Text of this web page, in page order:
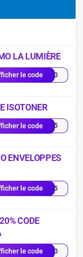
LA LUMIÈRE
le codeYS10
ISOTONER
le code2605
ENVELOPPES
le codeRST5
CODE
le codeFD20